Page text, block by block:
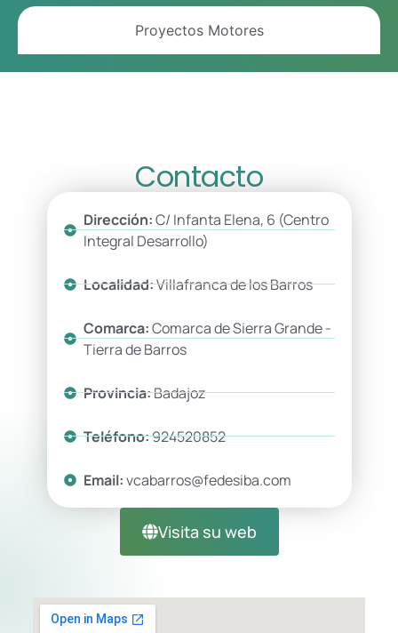
Proyectos Motores
Contacto
Dirección:C/ Infanta Elena, 6 (Centro
Integral Desarrollo)
Localidad:Villafranca de los Barros
Comarca:Comarca de Sierra Grande -
Tierra de Barros
Provincia:Badajoz
Teléfono:924520852
Email:vcabarros@fedesiba.com
Visita su web